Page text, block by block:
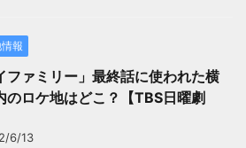
報
ファミリー」最終話に使われた横
のロケ地はどこ？【TBS日曜劇
6/13